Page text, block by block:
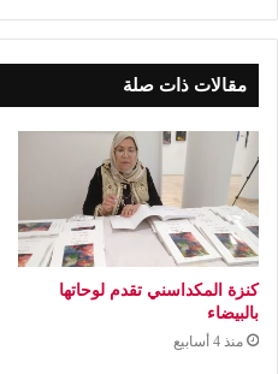
مقالات ذات صلة
كنزة المكداسني تقدم لوحاتها
بالبيضاء
منذ 4 أسابيع